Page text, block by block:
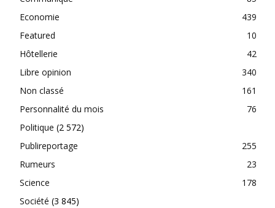
Economie
439
Featured
10
Hôtellerie
42
Libre opinion
340
Non classé
161
Personnalité du mois
76
Politique (2 572)
Publireportage
255
Rumeurs
23
Science
178
Société (3 845)